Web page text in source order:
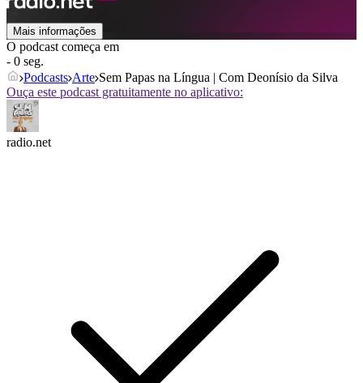
Mais informações
O podcast começa em
- 0 seg.
Podcasts Arte Sem Papas na Língua | Com Deonísio da Silva
Ouça este podcast gratuitamente no aplicativo:
radio.net